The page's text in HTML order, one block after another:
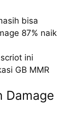
bisa
87% naik
ini
GB MMR
Damage